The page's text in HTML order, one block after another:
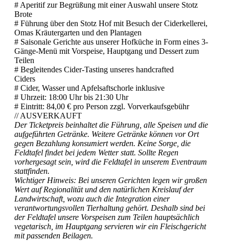
# Aperitif zur Begrüßung mit einer Auswahl unsere Stotz
Brote
# Führung über den Stotz Hof mit Besuch der Ciderkellerei,
Omas Kräutergarten und den Plantagen
# Saisonale Gerichte aus unserer Hofküche in Form eines 3-
Gänge-Menü mit Vorspeise, Hauptgang und Dessert zum
Teilen
# Begleitendes Cider-Tasting unseres handcrafted
Ciders
# Cider, Wasser und Apfelsaftschorle inklusive
# Uhrzeit: 18:00 Uhr bis 21:30 Uhr
# Eintritt: 84,00 € pro Person zzgl. Vorverkaufsgebühr
// AUSVERKAUFT
Der Ticketpreis beinhaltet die Führung, alle Speisen und die
aufgeführten Getränke. Weitere Getränke können vor Ort
gegen Bezahlung konsumiert werden. Keine Sorge, die
Feldtafel findet bei jedem Wetter statt. Sollte Regen
vorhergesagt sein, wird die Feldtafel in unserem Eventraum
stattfinden.
Wichtiger Hinweis: Bei unseren Gerichten legen wir großen
Wert auf Regionalität und den natürlichen Kreislauf der
Landwirtschaft, wozu auch die Integration einer
verantwortungsvollen Tierhaltung gehört. Deshalb sind bei
der Feldtafel unsere Vorspeisen zum Teilen hauptsächlich
vegetarisch, im Hauptgang servieren wir ein Fleischgericht
mit passenden Beilagen.